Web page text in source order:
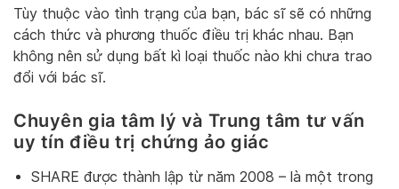
Tùy thuộc vào tình trạng của bạn, bác sĩ sẽ có những
cách thức và phương thuốc điều trị khác nhau. Bạn
không nên sử dụng bất kì loại thuốc nào khi chưa trao
đổi với bác sĩ.
Chuyên gia tâm lý và Trung tâm tư vấn
uy tín điều trị chứng ảo giác
SHARE được thành lập từ năm 2008 – là một trong